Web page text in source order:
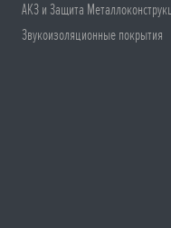
АКЗ и Защита
Звукоизоляционные покрытия